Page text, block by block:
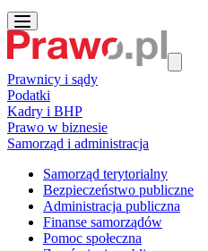
Prawnicy i sądy
Podatki
Kadry i BHP
Prawo w biznesie
Samorząd i administracja
Samorząd terytorialny
Bezpieczeństwo publiczne
Administracja publiczna
Finanse samorządów
Pomoc społeczna